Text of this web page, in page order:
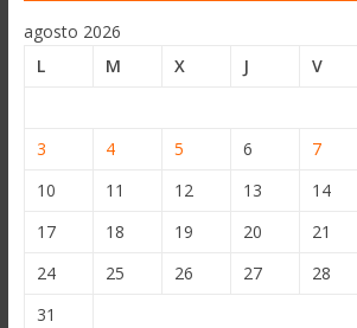
agosto 2026
L
M X J V
3
4 5 6 7
10
11 12 13 14
17
18 19 20 21
24
25 26 27 28
31